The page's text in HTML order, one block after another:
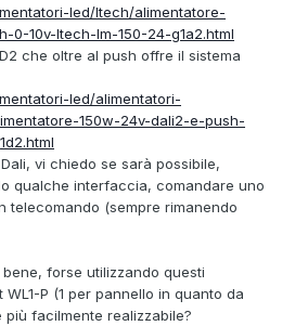
led/ltech/alimentatore-
0-10v-ltech-lm-150-24-g1a2.html
che oltre al push offre il sistema
led/alimentatori-
150w-24v-dali2-e-push-
vi chiedo se sarà possibile,
qualche interfaccia, comandare uno
telecomando (sempre rimanendo
forse utilizzando questi
P (1 per pannello in quanto da
facilmente realizzabile?